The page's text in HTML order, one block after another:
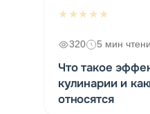
★★★★★
320 5 мин
Что такое
кулинарии и
относятся